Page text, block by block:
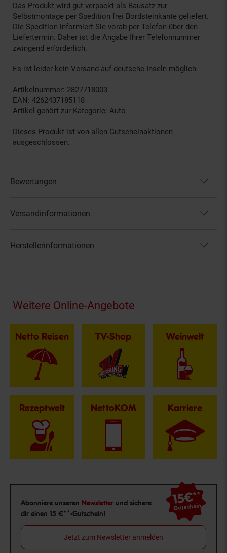
Das Produkt wird gut verpackt als Bausatz zur
Selbstmontage per Spedition frei Bordsteinkante geliefert.
Die Spedition informiert Sie vorab per Telefon über den
Liefertermin. Daher ist die Angabe Ihrer Telefonnummer
zwingend erforderlich.
Es ist leider kein Versand auf deutsche Inseln möglich.
Artikelnummer: 2827718003
EAN: 4262437185118
Artikel gehört zur Kategorie: Auto
Dieses Produkt ist von allen Gutscheinaktionen
ausgeschlossen.
Bewertungen
Versandinformationen
Herstellerinformationen
Fußzeile
Weitere Online-Angebote
Netto Reisen TV-Shop Weinwelt
Rezeptwelt NettoKOM Karriere
Newsletter Anmeldung
Abonniere unseren Newsletter und sichere
dir einen 15 €**-Gutschein!
15€**
Gutschein
Jetzt zum Newsletter anmelden